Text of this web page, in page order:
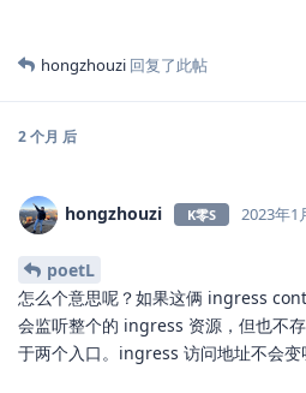
hongzhouzi 回复了此帖
2 个月 后
hongzhouzi K零S 2023年1
poetL
怎么个意思呢？如果这俩 ingress
会监听整个的 ingress 资源，但也不
于两个入口。ingress 访问地址不会变